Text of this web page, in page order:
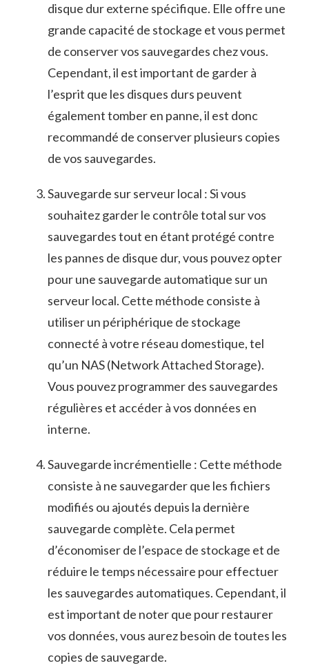
disque dur externe​ spécifique. Elle offre une
grande ⁣capacité de stockage et vous permet
de ‌conserver vos sauvegardes chez⁢ vous.
Cependant, il est important de garder ⁢à
‌l’esprit que les disques ⁤durs​ peuvent
également ‌tomber en panne, il est donc
recommandé de conserver plusieurs copies
de ⁣vos sauvegardes.
Sauvegarde ‍sur serveur local ‍:⁢ Si ‌vous
souhaitez garder le contrôle total sur vos
‍sauvegardes tout‍ en étant⁢ protégé ⁤contre
⁤les pannes de disque​ dur, vous pouvez opter
⁣pour une sauvegarde automatique sur un
serveur local. Cette méthode consiste ⁣à
utiliser un périphérique ‌de ‍stockage
connecté​ à votre réseau⁣ domestique, tel
qu’un NAS (Network Attached‌ Storage).
‌Vous pouvez​ programmer des sauvegardes
régulières et accéder‍ à ‌vos données en
interne.
Sauvegarde incrémentielle : Cette méthode
⁢consiste à ne ⁢sauvegarder que les fichiers
modifiés ou⁤ ajoutés ​depuis la dernière
sauvegarde complète.⁢ Cela permet⁣
d’économiser de l’espace de stockage et de
réduire‍ le‍ temps nécessaire pour effectuer
les⁢ sauvegardes​ automatiques. Cependant, il
est important de ‌noter ⁣que⁤ pour ‌restaurer
vos‍ données, ⁣vous ‍aurez besoin⁣ de toutes les⁤
copies de sauvegarde.